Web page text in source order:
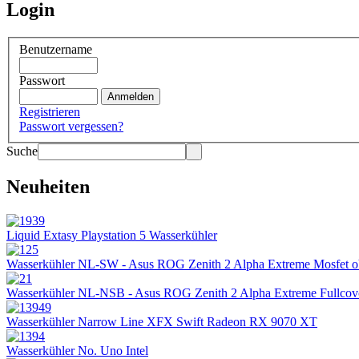
Login
Benutzername
Passwort
Registrieren
Passwort vergessen?
Suche
Neuheiten
Liquid Extasy Playstation 5 Wasserkühler
Wasserkühler NL-SW - Asus ROG Zenith 2 Alpha Extreme Mosfet
Wasserkühler NL-NSB - Asus ROG Zenith 2 Alpha Extreme
Wasserkühler Narrow Line XFX Swift Radeon RX 9070 XT
Wasserkühler No. Uno Intel